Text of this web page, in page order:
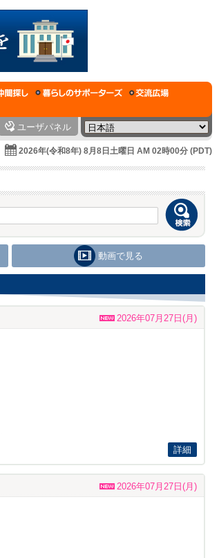
ユーザパネル
2026年(令和8年) 8月8日土曜日 AM 02時00分 (PDT)
動画で見る
2026年07月27日(月)
詳細
2026年07月27日(月)